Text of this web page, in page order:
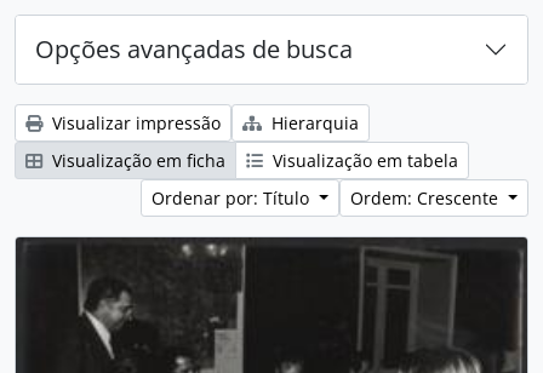
Opções avançadas de busca
Visualizar impressão
Hierarquia
Visualização em ficha
Visualização em tabela
Ordenar por: Título
Ordem: Crescente